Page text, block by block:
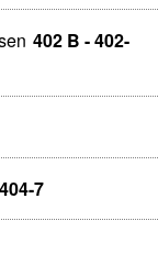
402 B - 402-
7